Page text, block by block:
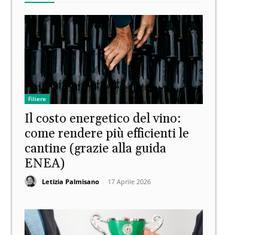
Filiere
Il costo energetico del vino:
come rendere più efficienti le
cantine (grazie alla guida
ENEA)
Letizia Palmisano - 17 Aprile 2026